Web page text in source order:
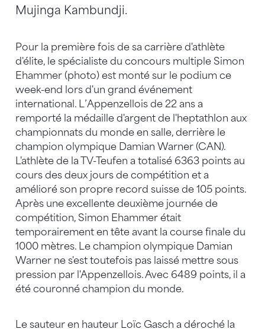
Mujinga Kambundji.
Pour la première fois de sa carrière d'athlète
d'élite, le spécialiste du concours multiple Simon
Ehammer (photo) est monté sur le podium ce
week-end lors d'un grand événement
international. L’Appenzellois de 22 ans a
remporté la médaille d'argent de l'heptathlon aux
championnats du monde en salle, derrière le
champion olympique Damian Warner (CAN).
L'athlète de la TV-Teufen a totalisé 6363 points au
cours des deux jours de compétition et a
amélioré son propre record suisse de 105 points.
Après une excellente deuxième journée de
compétition, Simon Ehammer était
temporairement en tête avant la course finale du
1000 mètres. Le champion olympique Damian
Warner ne s'est toutefois pas laissé mettre sous
pression par l'Appenzellois. Avec 6489 points, il a
été couronné champion du monde.
Le sauteur en hauteur Loïc Gasch a déroché la